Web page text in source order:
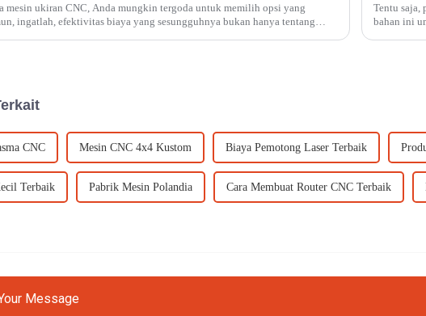
mesin ukiran CNC, Anda mungkin tergoda untuk memilih opsi yang
ingatlah, efektivitas biaya yang sesungguhnya bukan hanya tentang
Tentu saja,
bahan ini
CNC Mesin CNC 4x4 Kustom Biaya Pemotong Laser Terbaik
Terbaik Pabrik Mesin Polandia Cara Membuat Router CNC Terbaik
Message